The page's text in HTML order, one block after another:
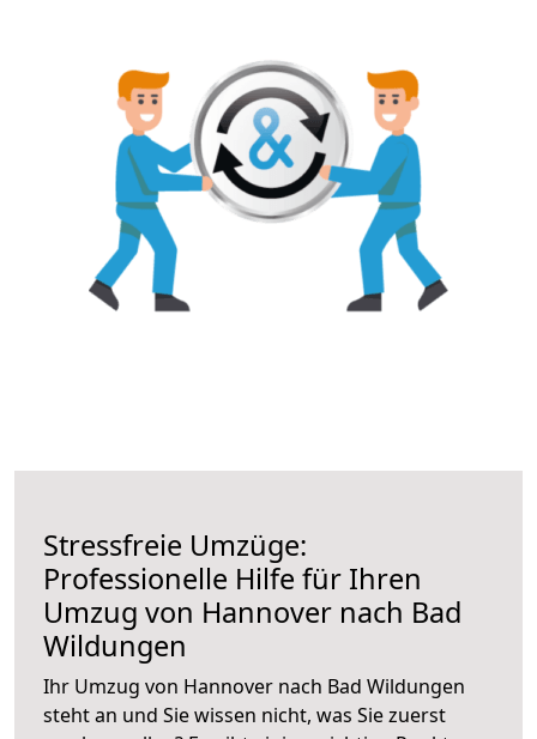
Stressfreie Umzüge:
Professionelle Hilfe für Ihren
Umzug von Hannover nach Bad
Wildungen
Ihr Umzug von Hannover nach Bad Wildungen
steht an und Sie wissen nicht, was Sie zuerst